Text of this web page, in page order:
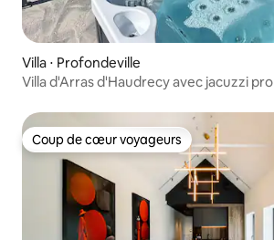
Villa ⋅ Profondeville
Villa d'Arras d'Haudrecy avec jacuzzi pro
Coup de cœur voyageurs
Coup de cœur voyageurs